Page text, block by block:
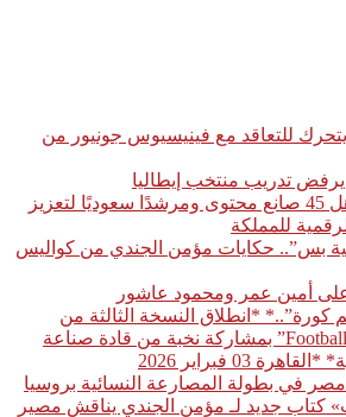
للتعاقد مع فينيسيوس جونيور من
تدريب منتخب إيطاليا
مؤمن الجندي يؤهل 45 صانع محتوى ومرشدًا سعوديًا لتعزيز
للمملكة
بس”.. حكايات مؤمن الجندي من كواليس
أمين عمر ومحمود عاشور
كورة”..* *انطلاق النسخة الثالثة من
“Football Access Summit” بمشاركة نخبة من قادة صناعة
03 فبراير 2026
في بطولة المصارعة النسائية بروسيا
كتاب جديد لـ مؤمن الجندي يناقش مصير